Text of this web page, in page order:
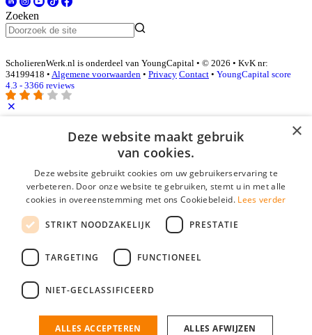
Zoeken
ScholierenWerk.nl is onderdeel van YoungCapital • © 2026 • KvK nr:
34199418 • Algemene voorwaarden • Privacy Contact • YoungCapital score
4.3 - 3366 reviews
Inloggen als bedrijf
Wachtwoord
login gegevens onthouden
login
Bedrijf aanmelden
nieuwe collega/werknemer zo gevonden!
×
Deze website maakt gebruik
van cookies.
Deze website gebruikt cookies om uw gebruikerservaring te
verbeteren. Door onze website te gebruiken, stemt u in met alle
cookies in overeenstemming met ons Cookiebeleid. Lees verder
STRIKT NOODZAKELIJK PRESTATIE
TARGETING FUNCTIONEEL
NIET-GECLASSIFICEERD
ALLES ACCEPTEREN ALLES AFWIJZEN